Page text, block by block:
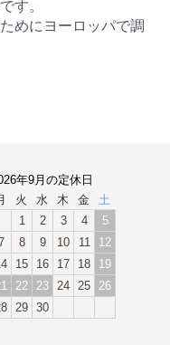
す。
めにヨーロッパで調
年9月の定休日
火 水 木 金
土
1
2 3 4
5
8 9 10 11
12
15 16 17 18
19
22 23 24 25
26
29 30